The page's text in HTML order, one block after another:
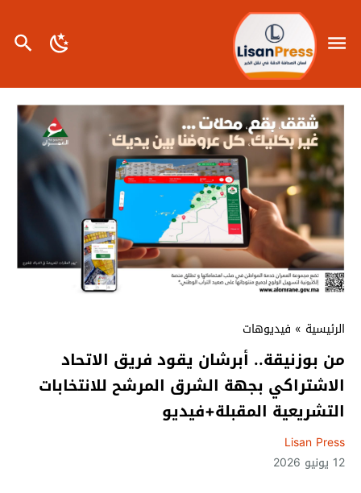
الرئيسية » فيديوهات
من بوزنيقة.. أبرشان يقود فريق الاتحاد
الاشتراكي بجهة الشرق المرشح للانتخابات
التشريعية المقبلة+فيديو
Lisan Press
12 يونيو 2026